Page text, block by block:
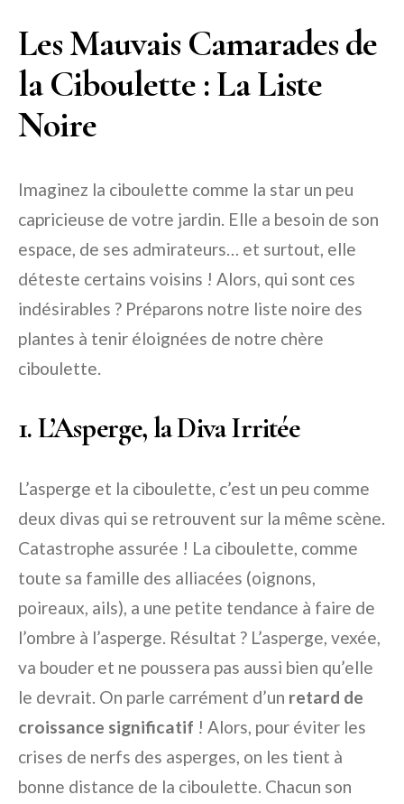
Les Mauvais Camarades de
la Ciboulette : La Liste
Noire
Imaginez la ciboulette comme la star un peu
capricieuse de votre jardin. Elle a besoin de son
espace, de ses admirateurs… et surtout, elle
déteste certains voisins ! Alors, qui sont ces
indésirables ? Préparons notre liste noire des
plantes à tenir éloignées de notre chère
ciboulette.
1. L’Asperge, la Diva Irritée
L’asperge et la ciboulette, c’est un peu comme
deux divas qui se retrouvent sur la même scène.
Catastrophe assurée ! La ciboulette, comme
toute sa famille des alliacées (oignons,
poireaux, ails), a une petite tendance à faire de
l’ombre à l’asperge. Résultat ? L’asperge, vexée,
va bouder et ne poussera pas aussi bien qu’elle
le devrait. On parle carrément d’un retard de
croissance significatif ! Alors, pour éviter les
crises de nerfs des asperges, on les tient à
bonne distance de la ciboulette. Chacun son